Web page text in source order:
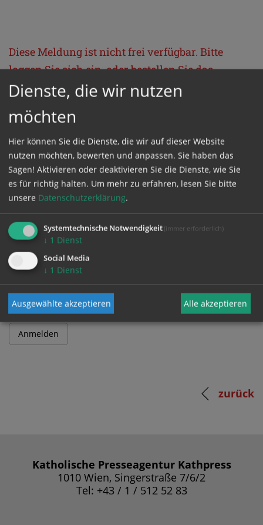
Diese Meldung ist nicht frei verfügbar. Bitte
loggen Sie sich ein, oder bestellen Sie das
ProduktKathpress_online.
Bitte melden Sie sich mit Ihrem Benutzernamen
und Passwort an.
Benutzername
Passwort
zurück
Katholische Presseagentur Kathpress
1010 Wien, Singerstraße 7/6/2
Tel: +43 / 1 / 512 52 83
Dienste, die wir nutzen
möchten
Hier können Sie die Dienste, die wir auf dieser Website
nutzen möchten, bewerten und anpassen. Sie haben das
Sagen! Aktivieren oder deaktivieren Sie die Dienste, wie Sie
es für richtig halten. Um mehr zu erfahren, lesen Sie bitte
unsere Datenschutzerklärung.
Systemtechnische Notwendigkeit (immer erforderlich)
↓ 1 Dienst
Social Media
↓ 1 Dienst
Ausgewählte akzeptieren Alle akzeptieren